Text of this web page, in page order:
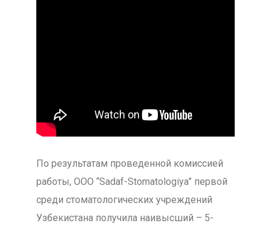
По результатам проведенной комиссией
работы, ООО “Sadaf-Stomatologiya” первой
среди стоматологических учреждений
Узбекистана получила наивысший – 5-